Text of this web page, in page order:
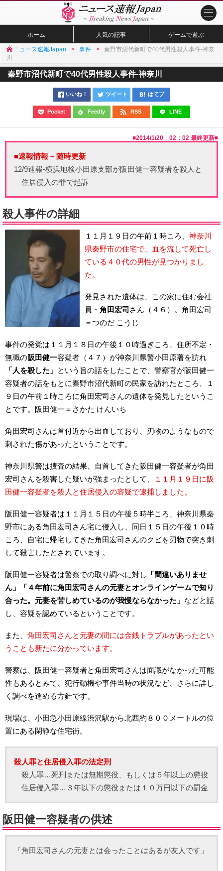
ホーム 人気の記事 ゲームで遊ぶ
ニュース速報Japan 事件
秦野市沼代新町で40代男性殺人事件-神奈
川
秦野市沼代新町で40代男性殺人事件-神奈川
いいね！ ツイート はてブ
Pocket Feedly RSS LINE
■2014/1/20 02：02 最終更新■
■速報情報 – 随時更新
12/9速報-横浜地検小田原支部が阪田健一容疑者を殺人と
住居侵入の罪で起訴
殺人事件の詳細
１１月１９日の午前１時ころ、 神奈川
県秦野市の住宅で、血を流して死亡し
ている４０代の男性が見つかりまし
た。
発見された遺体は、この家に住む会社
員・ 角田宏司 さん（４６）。角田宏司
＝つのだ こうじ
事件の発覚は１１月１８日の午後１０時過ぎころ、住所不定・
無職の阪田健一容疑者（４７）が神奈川県警小田原署を訪れ
「人を殺した」 という旨の話をしたことで、警察官が阪田健一
容疑者の話をもとに秦野市沼代新町の民家を訪れたところ、１
９日の午前１時ころに角田宏司さんの遺体を発見したというこ
とです。阪田健一＝さかた けんいち
角田宏司さんは首付近から出血しており、刃物のようなもので
刺された傷があったということです。
神奈川県警は捜査の結果、自首してきた阪田健一容疑者が角田
宏司さんを殺害した疑いが強まったとして、
１１月１９日に阪
田健一容疑者を殺人と住居侵入の容疑で逮捕しました。
阪田健一容疑者は１１月１５日の午後５時半ころ、神奈川県秦
野市にある角田宏司さん宅に侵入し、同日１５日の午後１０時
ころ、自宅に帰宅してきた角田宏司さんのクビを刃物で突き刺
して殺害したとされています。
阪田健一容疑者は警察での取り調べに対し
「間違いありませ
ん」「４年前に角田宏司さんの元妻とオンラインゲームで知り
合った。元妻を苦しめているのが我慢ならなかった」 などと話
し、容疑を認めているということです。
また、 角田宏司さんと元妻の間には金銭トラブルがあったとい
うことも新たに分かっています。
警察は、阪田健一容疑者と角田宏司さんは面識がなかった可能
性もあるとみて、犯行動機や事件当時の状況など、さらに詳し
く調べを進める方針です。
現場は、小田急小田原線渋沢駅から北西約８００メートルの位
置にある閑静な住宅街。
殺人罪と住居侵入罪の法定刑
殺人罪…死刑または無期懲役、もしくは５年以上の懲役
住居侵入罪…３年以下の懲役または１０万円以下の罰金
阪田健一容疑者の供述
「角田宏司さんの元妻とは会ったことはあるが友人です」